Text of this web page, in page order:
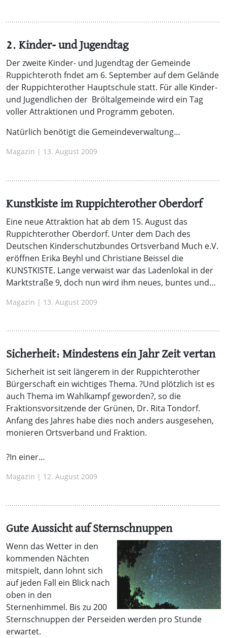
2. Kinder- und Jugendtag
Der zweite Kinder- und Jugendtag der Gemeinde
Ruppichteroth fndet am 6. September auf dem Gelände
der Ruppichterother Hauptschule statt. Für alle Kinder-
und Jugendlichen der Bröltalgemeinde wird ein Tag
voller Attraktionen und Programm geboten.
Natürlich benötigt die Gemeindeverwaltung…
Magazin | 13. August 2009
Kunstkiste im Ruppichterother Oberdorf
Eine neue Attraktion hat ab dem 15. August das
Ruppichterother Oberdorf. Unter dem Dach des
Deutschen Kinderschutzbundes Ortsverband Much e.V.
eröffnen Erika Beyhl und Christiane Beissel die
KUNSTKISTE. Lange verwaist war das Ladenlokal in der
Marktstraße 9, doch nun wird ihm neues, buntes und…
Magazin | 13. August 2009
Sicherheit: Mindestens ein Jahr Zeit vertan
Sicherheit ist seit längerem in der Ruppichterother
Bürgerschaft ein wichtiges Thema. ?Und plötzlich ist es
auch Thema im Wahlkampf geworden?, so die
Fraktionsvorsitzende der Grünen, Dr. Rita Tondorf.
Anfang des Jahres habe dies noch anders ausgesehen,
monieren Ortsverband und Fraktion.
?In einer…
Magazin | 12. August 2009
Gute Aussicht auf Sternschnuppen
Wenn das Wetter in den
kommenden Nächten
mitspielt, dann lohnt sich
auf jeden Fall ein Blick nach
oben in den
Sternenhimmel. Bis zu 200
Sternschnuppen der Perseiden werden pro Stunde
erwartet.